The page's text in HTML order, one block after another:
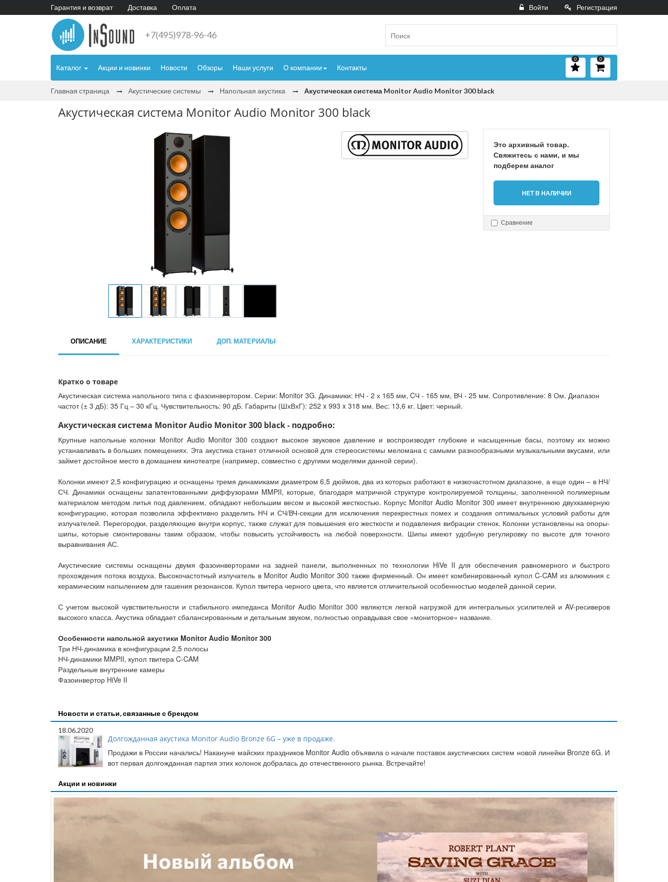
Гарантия и возврат Доставка Оплата Войти Регистрация
+7(495)978-96-46
Каталог Акции и новинки Новости Обзоры Наши услуги О компании Контакты
0
0
Главная страница Акустические системы Напольная акустика Акустическая система Monitor Audio Monitor 300 black
Акустическая система Monitor Audio Monitor 300 black
Это архивный товар.
Свяжитесь с нами, и мы
подберем аналог
НЕТ В НАЛИЧИИ
Сравнение
ОПИСАНИЕ ХАРАКТЕРИСТИКИ ДОП. МАТЕРИАЛЫ
Кратко о товаре
Акустическая система напольного типа с фазоинвертором. Серии: Monitor 3G. Динамики: НЧ - 2 х 165 мм, CЧ - 165 мм, ВЧ - 25 мм. Сопротивление: 8 Ом. Диапазон
частот (± 3 дБ): 35 Гц – 30 кГц. Чувствительность: 90 дБ. Габариты (ШхВхГ): 252 x 993 x 318 мм. Вес: 13,6 кг. Цвет: черный.
Акустическая система Monitor Audio Monitor 300 black - подробно:
Крупные напольные колонки Monitor Audio Monitor 300 создают высокое звуковое давление и воспроизводят глубокие и насыщенные басы, поэтому их можно
устанавливать в больших помещениях. Эта акустика станет отличной основой для стереосистемы меломана с самыми разнообразными музыкальными вкусами, или
займет достойное место в домашнем кинотеатре (например, совместно с другими моделями данной серии).
Колонки имеют 2,5 конфигурацию и оснащены тремя динамиками диаметром 6,5 дюймов, два из которых работают в низкочастотном диапазоне, а еще один – в НЧ/
СЧ. Динамики оснащены запатентованными диффузорами MMPII, которые, благодаря матричной структуре контролируемой толщины, заполненной полимерным
материалом методом литья под давлением, обладают небольшим весом и высокой жесткостью. Корпус Monitor Audio Monitor 300 имеет внутреннюю двухкамерную
конфигурацию, которая позволила эффективно разделить НЧ и СЧ/ВЧ-секции для исключения перекрестных помех и создания оптимальных условий работы для
излучателей. Перегородки, разделяющие внутри корпус, также служат для повышения его жесткости и подавления вибрации стенок. Колонки установлены на опоры-
шипы, которые смонтированы таким образом, чтобы повысить устойчивость на любой поверхности. Шипы имеют удобную регулировку по высоте для точного
выравнивания АС.
Акустические системы оснащены двумя фазоинверторами на задней панели, выполненных по технологии HiVe II для обеспечения равномерного и быстрого
прохождения потока воздуха. Высокочастотный излучатель в Monitor Audio Monitor 300 также фирменный. Он имеет комбинированный купол C-CAM из алюминия с
керамическим напылением для гашения резонансов. Купол твитера черного цвета, что является отличительной особенностью моделей данной серии.
С учетом высокой чувствительности и стабильного импеданса Monitor Audio Monitor 300 являются легкой нагрузкой для интегральных усилителей и AV-ресиверов
высокого класса. Акустика обладает сбалансированным и детальным звуком, полностью оправдывая свое «мониторное» название.
Особенности напольной акустики Monitor Audio Monitor 300
Три НЧ-динамика в конфигурации 2,5 полосы
НЧ-динамики MMPII, купол твитера C-CAM
Раздельные внутренние камеры
Фазоинвертор HiVe II
Новости и статьи, связанные с брендом
18.06.2020
Долгожданная акустика Monitor Audio Bronze 6G – уже в продаже.
Продажи в России начались! Накануне майских праздников Monitor Audio объявила о начале поставок акустических систем новой линейки Bronze 6G. И
вот первая долгожданная партия этих колонок добралась до отечественного рынка. Встречайте!
Акции и новинки